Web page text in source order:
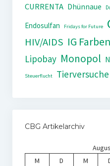
CURRENTA Dhünnaue
Endosulfan
Fridays for Future
HIV/AIDS IG Farben
Lipobay Monopol
Steuerflucht Tierversuche
CBG Artikelarchiv
M
D M